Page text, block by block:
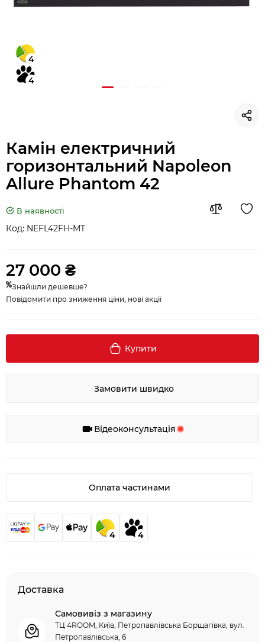
4
4
Камін електричний
горизонтальний Napoleon
Allure Phantom 42
В наявності
Код: NEFL42FH-MT
27 000 ₴
Знайшли дешевше?
Повідомити про зниження ціни, нові акції
Купити
Замовити швидко
Відеоконсультація
Оплата частинами
4 4
Доставка
Самовивіз з магазину
ТЦ 4ROOM, Київ, Петропавлівська Борщагівка, вул.
Петропавлівська, 6